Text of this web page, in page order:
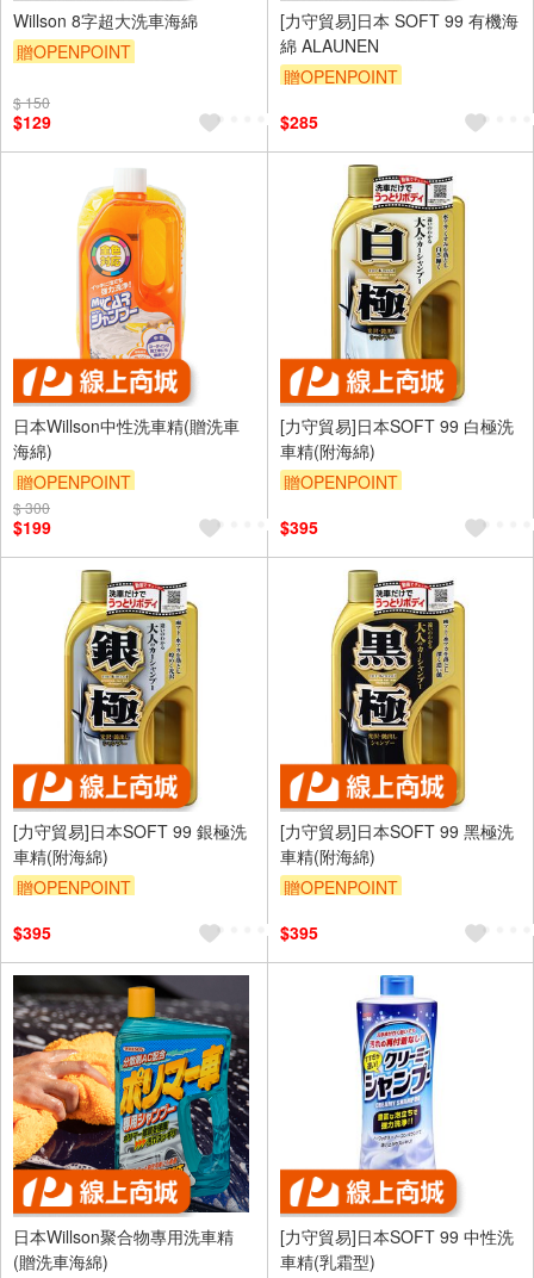
Willson 8字超大洗車海綿
贈OPENPOINT
$ 150
$129
[力守貿易]日本 SOFT 99 有機海
綿 ALAUNEN
贈OPENPOINT
$285
日本Willson中性洗車精(贈洗車
海綿)
贈OPENPOINT
$ 300
$199
[力守貿易]日本SOFT 99 白極洗
車精(附海綿)
贈OPENPOINT
$395
[力守貿易]日本SOFT 99 銀極洗
車精(附海綿)
贈OPENPOINT
$395
[力守貿易]日本SOFT 99 黑極洗
車精(附海綿)
贈OPENPOINT
$395
日本Willson聚合物專用洗車精
(贈洗車海綿)
[力守貿易]日本SOFT 99 中性洗
車精(乳霜型)